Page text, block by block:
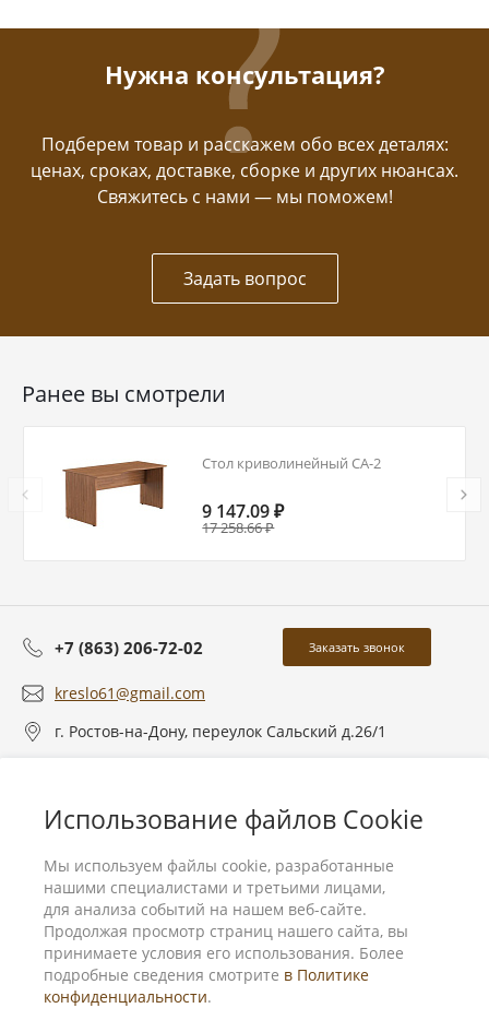
Использование файлов Cookie
Мы используем файлы cookie, разработанные
нашими специалистами и третьими лицами,
для анализа событий на нашем веб-сайте.
Продолжая просмотр страниц нашего сайта, вы
принимаете условия его использования. Более
подробные сведения смотрите в Политике
конфиденциальности.
Нужна консультация?
Подберем товар и расскажем обо всех деталях:
ценах, сроках, доставке, сборке и других нюансах.
Свяжитесь с нами — мы поможем!
Задать вопрос
Ранее вы смотрели
Стол криволинейный СА-2
9 147.09 ₽
17 258.66 ₽
+7 (863) 206-72-02 Заказать звонок
kreslo61@gmail.com
г. Ростов-на-Дону, переулок Сальский д.26/1
Услуги